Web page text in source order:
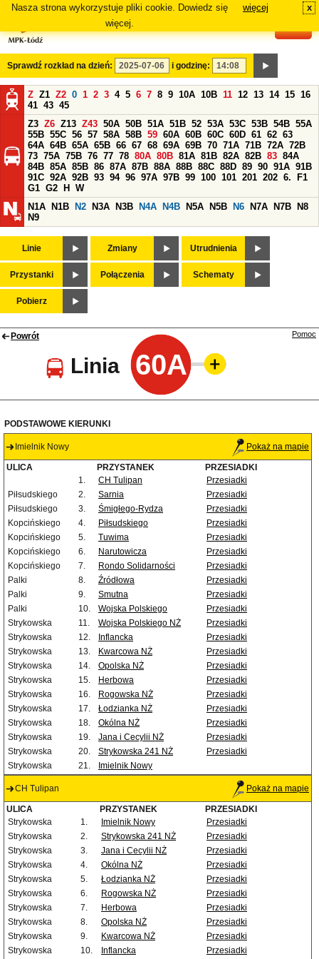
Nasza strona wykorzystuje pliki cookie. Dowiedz się
więcej.
więcej x
Sprawdź rozkład na dzień: i godzinę:
Z Z1 Z2 0 1 2 3 4 5 6 7 8 9 10A 10B 11 12 13 14 15 16
41 43 45
Z3 Z6 Z13 Z43 50A 50B 51A 51B 52 53A 53C 53B 54B 55A
55B 55C 56 57 58A 58B 59 60A 60B 60C 60D 61 62 63
64A 64B 65A 65B 66 67 68 69A 69B 70 71A 71B 72A 72B
73 75A 75B 76 77 78 80A 80B 81A 81B 82A 82B 83 84A
84B 85A 85B 86 87A 87B 88A 88B 88C 88D 89 90 91A 91B
91C 92A 92B 93 94 96 97A 97B 99 100 101 201 202 6.
F1
G1 G2 H
W
N1A
N1B N2 N3A N3B N4A N4B N5A N5B N6 N7A N7B
N8
N9
Linie Zmiany Utrudnienia
Przystanki Połączenia Schematy
Pobierz
Powrót
Linia 60A
Pomoc
PODSTAWOWE KIERUNKI
Imielnik Nowy Pokaż na mapie
ULICA PRZYSTANEK
PRZESIADKI
1.
CH Tulipan
Przesiadki
Piłsudskiego
2. Sarnia
Przesiadki
Piłsudskiego
3. Śmigłego-Rydza
Przesiadki
Kopcińskiego
4. Piłsudskiego
Przesiadki
Kopcińskiego
5. Tuwima
Przesiadki
Kopcińskiego
6. Narutowicza
Przesiadki
Kopcińskiego
7. Rondo Solidarności
Przesiadki
Palki
8. Źródłowa
Przesiadki
Palki
9. Smutna
Przesiadki
Palki
10. Wojska Polskiego
Przesiadki
Strykowska
11. Wojska Polskiego NŻ
Przesiadki
Strykowska
12. Inflancka
Przesiadki
Strykowska
13. Kwarcowa NŻ
Przesiadki
Strykowska
14. Opolska NŻ
Przesiadki
Strykowska
15. Herbowa
Przesiadki
Strykowska
16. Rogowska NŻ
Przesiadki
Strykowska
17. Łodzianka NŻ
Przesiadki
Strykowska
18. Okólna NŻ
Przesiadki
Strykowska
19. Jana i Cecylii NŻ
Przesiadki
Strykowska
20. Strykowska 241 NŻ
Przesiadki
Strykowska
21. Imielnik Nowy
CH Tulipan Pokaż na mapie
ULICA PRZYSTANEK
PRZESIADKI
Strykowska
1. Imielnik Nowy
Przesiadki
Strykowska
2. Strykowska 241 NŻ
Przesiadki
Strykowska
3. Jana i Cecylii NŻ
Przesiadki
Strykowska
4. Okólna NŻ
Przesiadki
Strykowska
5. Łodzianka NŻ
Przesiadki
Strykowska
6. Rogowska NŻ
Przesiadki
Strykowska
7. Herbowa
Przesiadki
Strykowska
8. Opolska NŻ
Przesiadki
Strykowska
9. Kwarcowa NŻ
Przesiadki
Strykowska
10. Inflancka Przesiadki